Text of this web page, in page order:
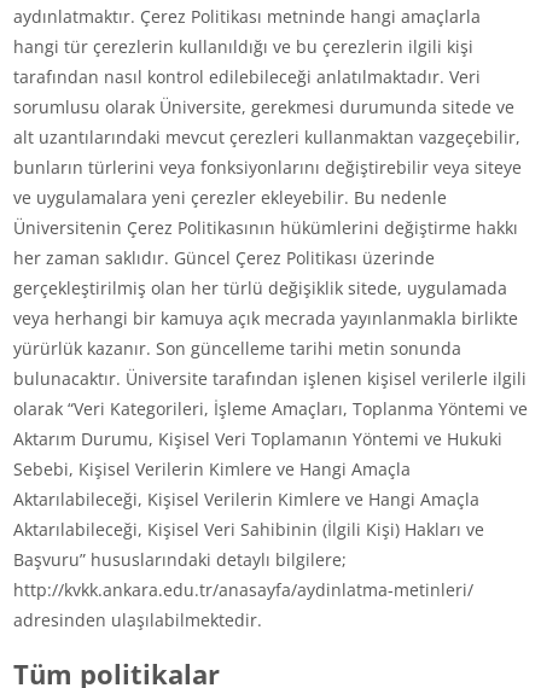
aydınlatmaktır. Çerez Politikası metninde hangi amaçlarla
hangi tür çerezlerin kullanıldığı ve bu çerezlerin ilgili kişi
tarafından nasıl kontrol edilebileceği anlatılmaktadır. Veri
sorumlusu olarak Üniversite, gerekmesi durumunda sitede ve
alt uzantılarındaki mevcut çerezleri kullanmaktan vazgeçebilir,
bunların türlerini veya fonksiyonlarını değiştirebilir veya siteye
ve uygulamalara yeni çerezler ekleyebilir. Bu nedenle
Üniversitenin Çerez Politikasının hükümlerini değiştirme hakkı
her zaman saklıdır. Güncel Çerez Politikası üzerinde
gerçekleştirilmiş olan her türlü değişiklik sitede, uygulamada
veya herhangi bir kamuya açık mecrada yayınlanmakla birlikte
yürürlük kazanır. Son güncelleme tarihi metin sonunda
bulunacaktır. Üniversite tarafından işlenen kişisel verilerle ilgili
olarak “Veri Kategorileri, İşleme Amaçları, Toplanma Yöntemi ve
Aktarım Durumu, Kişisel Veri Toplamanın Yöntemi ve Hukuki
Sebebi, Kişisel Verilerin Kimlere ve Hangi Amaçla
Aktarılabileceği, Kişisel Verilerin Kimlere ve Hangi Amaçla
Aktarılabileceği, Kişisel Veri Sahibinin (İlgili Kişi) Hakları ve
Başvuru” hususlarındaki detaylı bilgilere;
http://kvkk.ankara.edu.tr/anasayfa/aydinlatma-metinleri/
adresinden ulaşılabilmektedir.
Tüm politikalar